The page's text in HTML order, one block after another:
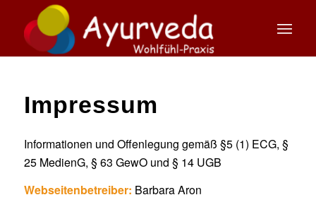
Impressum
Informationen und Offenlegung gemäß §5 (1) ECG, §
25 MedienG, § 63 GewO und § 14 UGB
Webseitenbetreiber: Barbara Aron